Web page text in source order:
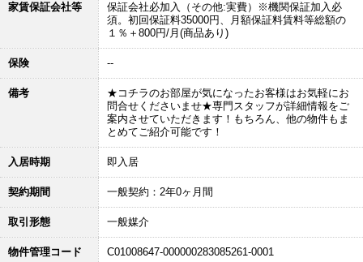
家賃保証会社等
保証会社必加入（その他:実費）※機関保証加入必
須。初回保証料35000円、月額保証料賃料等総額の
１％＋800円/月(商品あり)
保険 --
備考
★コチラのお部屋が気になったお客様はお気軽にお
問合せくださいませ★専門スタッフが詳細情報をご
案内させていただきます！もちろん、他の物件もま
とめてご紹介可能です！
入居時期 即入居
契約期間 一般契約：2年0ヶ月間
取引形態 一般媒介
物件管理コード C01008647-000000283085261-0001